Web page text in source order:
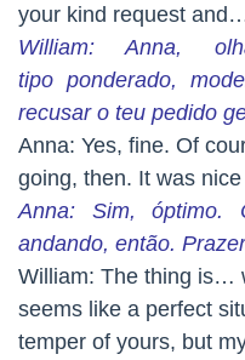
your kind request
William: Anna,
tipo ponderado,
recusar o teu pedido
Anna: Yes, fine. Of
going, then. It was
Anna: Sim,
andando, então.
William: The thing is…
seems like a perfect
temper of yours, but